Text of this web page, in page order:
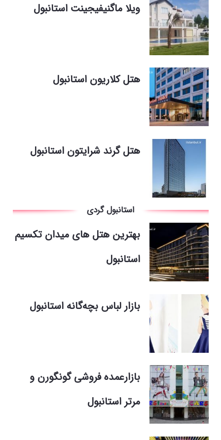
ویلا ماگنیفیجینت استانبول
هتل‌ کلاریون استانبول
هتل گرند شرایتون استانبول
استانبول گردی
بهترین هتل های میدان تکسیم
استانبول
بازار لباس بچه‌گانه استانبول
بازارعمده فروشی گونگورن و
مرتر استانبول